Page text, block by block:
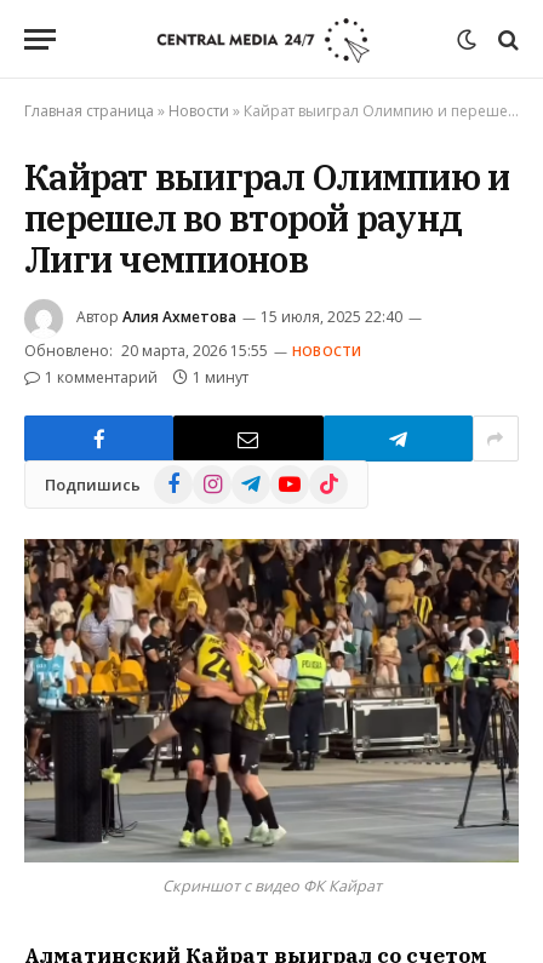
Главная страница » Новости » Кайрат выиграл Олимпию и перешел во второй раунд Лиги чемпионов
Кайрат выиграл Олимпию и
перешел во второй раунд
Лиги чемпионов
Автор Алия Ахметова
15 июля, 2025 22:40
Обновлено: 20 марта, 2026 15:55 НОВОСТИ
1 комментарий 1 минут
Подпишись FacebookInstagramTelegramYouTube
TikTok
Скриншот с видео ФК Кайрат
Алматинский Кайрат выиграл со счетом